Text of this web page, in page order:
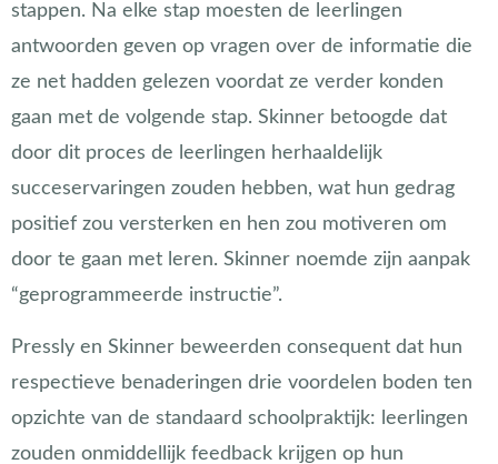
stappen. Na elke stap moesten de leerlingen
antwoorden geven op vragen over de informatie die
ze net hadden gelezen voordat ze verder konden
gaan met de volgende stap. Skinner betoogde dat
door dit proces de leerlingen herhaaldelijk
succeservaringen zouden hebben, wat hun gedrag
positief zou versterken en hen zou motiveren om
door te gaan met leren. Skinner noemde zijn aanpak
“geprogrammeerde instructie”.
Pressly en Skinner beweerden consequent dat hun
respectieve benaderingen drie voordelen boden ten
opzichte van de standaard schoolpraktijk: leerlingen
zouden onmiddellijk feedback krijgen op hun